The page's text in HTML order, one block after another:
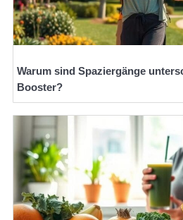
Warum sind Spaziergänge
Booster?